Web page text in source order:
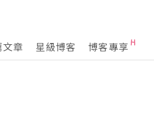
章 星級博客 博客專享